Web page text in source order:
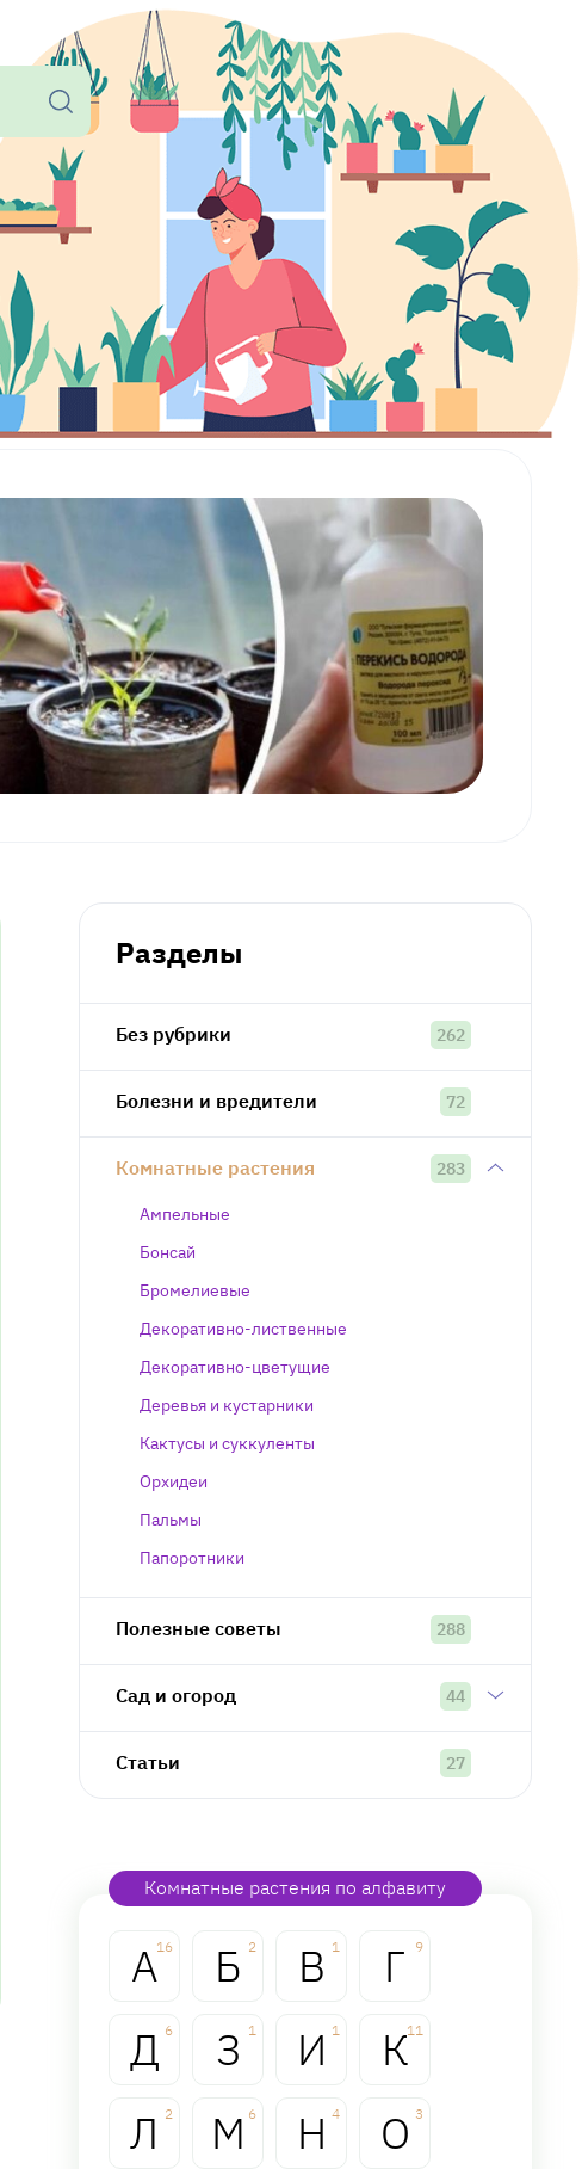
Разделы
Без рубрики 262
Болезни и вредители 72
Комнатные растения 283
Ампельные
Бонсай
Бромелиевые
Декоративно-лиственные
Декоративно-цветущие
Деревья и кустарники
Кактусы и суккуленты
Орхидеи
Пальмы
Папоротники
Полезные советы 288
Сад и огород 44
Статьи 27
Комнатные растения по алфавиту
А16 Б 2 В 1 Г 9
Д 6 З 1 И 1 К11
Л 2 М 6 Н 4 О 3